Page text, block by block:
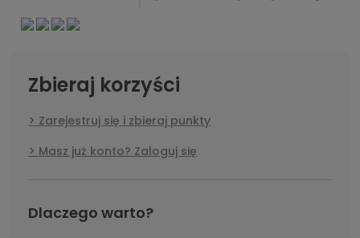
Zbieraj korzyści
Zarejestruj się i zbieraj punkty
Masz już konto? Zaloguj się
Dlaczego warto?